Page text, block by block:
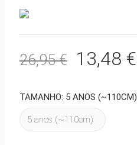
26,95 € 13,48 €
TAMANHO: 5 ANOS (~110CM)